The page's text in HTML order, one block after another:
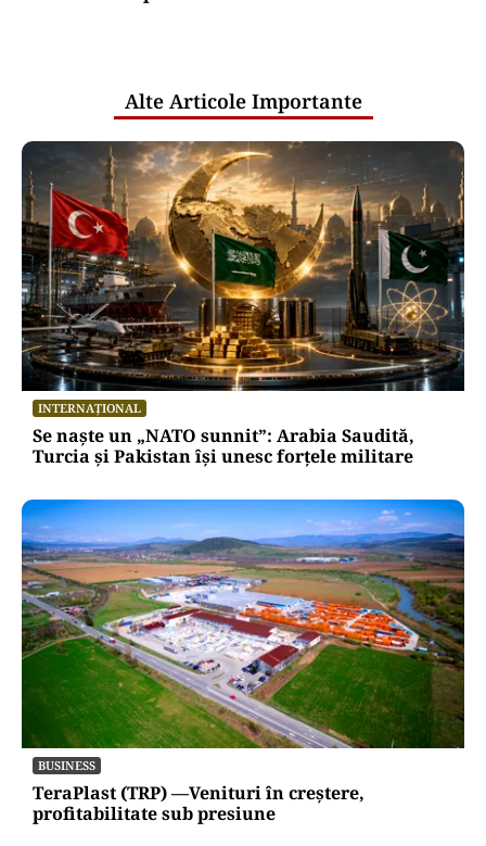
Alte Articole Importante
INTERNAȚIONAL
Se naște un „NATO sunnit”: Arabia Saudită,
Turcia și Pakistan își unesc forțele militare
BUSINESS
TeraPlast (TRP) —Venituri în creștere,
profitabilitate sub presiune